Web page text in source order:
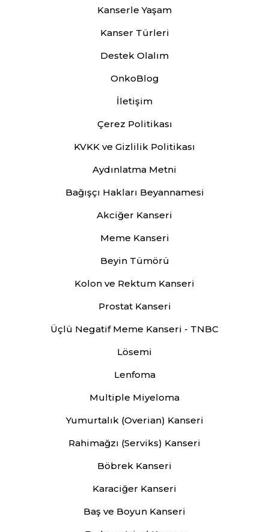
Kanserle Yaşam
Kanser Türleri
Destek Olalım
OnkoBlog
İletişim
Çerez Politikası
KVKK ve Gizlilik Politikası
Aydınlatma Metni
Bağışçı Hakları Beyannamesi
Akciğer Kanseri
Meme Kanseri
Beyin Tümörü
Kolon ve Rektum Kanseri
Prostat Kanseri
Üçlü Negatif Meme Kanseri - TNBC
Lösemi
Lenfoma
Multiple Miyeloma
Yumurtalık (Overian) Kanseri
Rahimağzı (Serviks) Kanseri
Böbrek Kanseri
Karaciğer Kanseri
Baş ve Boyun Kanseri